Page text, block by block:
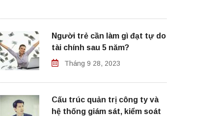
Người trẻ cần làm gì đạt tự do
tài chính sau 5 năm?
Tháng 9 28, 2023
Cấu trúc quản trị công ty và
hệ thống giám sát, kiểm soát